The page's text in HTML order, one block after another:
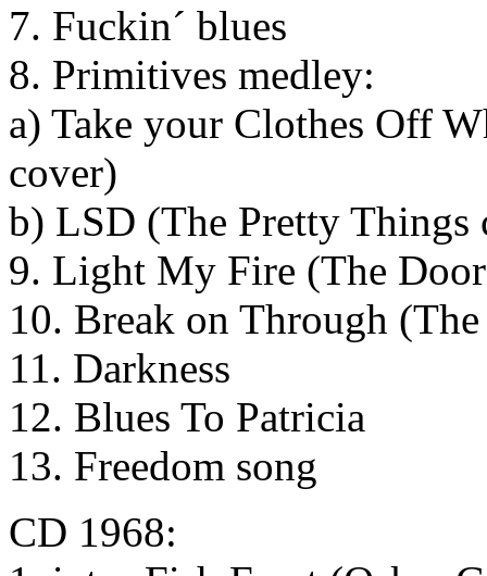
7. Fuckin´ blues
8. Primitives medley:
a) Take your Clothes Off
cover)
b) LSD (The Pretty Things
9. Light My Fire (The
10. Break on Through
11. Darkness
12. Blues To Patricia
13. Freedom song
CD 1968: